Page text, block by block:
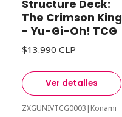
Structure Deck:
The Crimson King
- Yu-Gi-Oh! TCG
$13.990 CLP
Ver detalles
ZXGUNIVTCG0003 | Konami